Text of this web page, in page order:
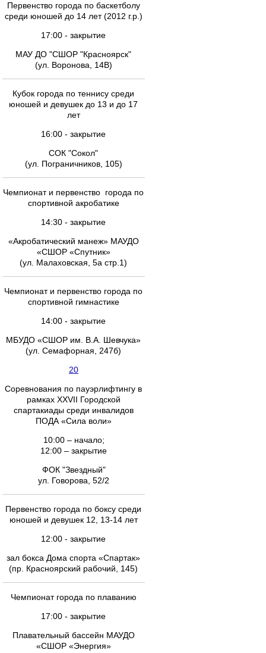
Первенство города по баскетболу
среди юношей до 14 лет (2012 г.р.)
17:00 - закрытие
МАУ ДО "СШОР "Красноярск"
(ул. Воронова, 14В)
Кубок города по теннису среди
юношей и девушек до 13 и до 17
лет
16:00 - закрытие
СОК "Сокол"
(ул. Пограничников, 105)
Чемпионат и первенство города по
спортивной акробатике
14:30 - закрытие
«Акробатический манеж» МАУДО
«СШОР «Спутник»
(ул. Малаховская, 5а стр.1)
Чемпионат и первенство города по
спортивной гимнастике
14:00 - закрытие
МБУДО «СШОР им. В.А. Шевчука»
(ул. Семафорная, 247б)
20
Соревнования по пауэрлифтингу в
рамках XXVII Городской
спартакиады среди инвалидов
ПОДА «Сила воли»
10:00 – начало;
12:00 – закрытие
ФОК "Звездный"
ул. Говорова, 52/2
Первенство города по боксу среди
юношей и девушек 12, 13-14 лет
12:00 - закрытие
зал бокса Дома спорта «Спартак»
(пр. Красноярский рабочий, 145)
Чемпионат города по плаванию
17:00 - закрытие
Плавательный бассейн МАУДО
«СШОР «Энергия»